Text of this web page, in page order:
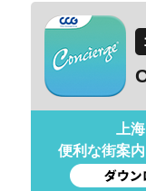
上
便利な街案